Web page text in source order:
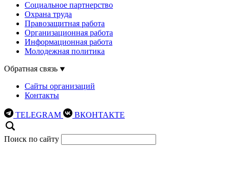
Социальное партнерство
Охрана труда
Правозащитная работа
Организационная работа
Информационная работа
Молодежная политика
Обратная связь
Сайты организаций
Контакты
TELEGRAM ВКОНТАКТЕ
Поиск по сайту